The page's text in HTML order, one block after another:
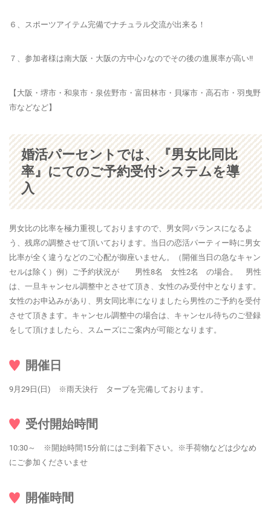
６、 スポーツアイテム完備でナチュラル交流が出来る！
７、参加者様は南大阪・大阪の方中心♪なのでその後の進展率が高い!!
【大阪・堺市・和泉市・泉佐野市・富田林市・貝塚市・高石市・羽曳野
市などなど】
婚活パーセントでは、『男女比同比
率』にてのご予約受付システムを導
入
男女比の比率を極力重視しておりますので、男女同バランスになるよ
う、残席の調整させて頂いております。当日の恋活パーティー時に男女
比率が全く違うなどのご心配が御座いません。（開催当日の急なキャン
セルは除く）例）ご予約状況が 男性8名 女性2名 の場合。 男性
は、一旦キャンセル調整中とさせて頂き、女性のみ受付中となります。
女性のお申込みがあり、男女同比率になりましたら男性のご予約を受付
させて頂きます。キャンセル調整中の場合は、キャンセル待ちのご登録
をして頂けましたら、スムーズにご案内が可能となります。
開催日
9月29日(日) ※雨天決行 タープを完備しております。
受付開始時間
10:30～ ※開始時間15分前にはご到着下さい。※手荷物などは少なめ
にご参加くださいませ
開催時間